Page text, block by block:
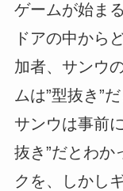
ゲームが始ま
ドアの中から
加者、サンウ
ムは”型抜き”
サンウは事前
抜き”だとわか
クを、しかし